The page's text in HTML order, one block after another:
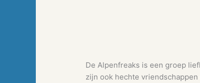
De Alpenfreaks is een groep
zijn ook hechte